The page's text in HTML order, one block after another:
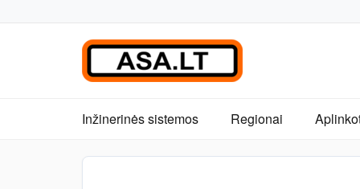
Inžinerinės sistemos Regionai